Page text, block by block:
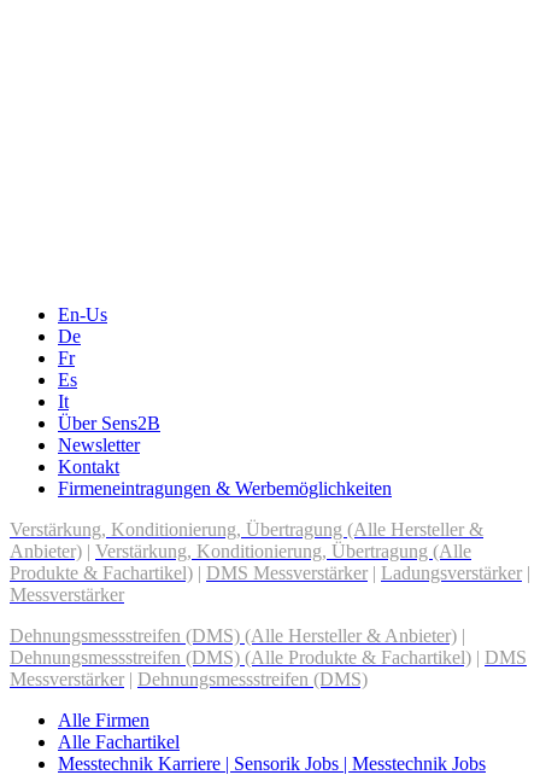
En-Us
De
Fr
Es
It
Über Sens2B
Newsletter
Kontakt
Firmeneintragungen & Werbemöglichkeiten
Verstärkung, Konditionierung, Übertragung (Alle Hersteller &
Anbieter) | Verstärkung, Konditionierung, Übertragung (Alle
Produkte & Fachartikel) | DMS Messverstärker | Ladungsverstärker |
Messverstärker
Dehnungsmessstreifen (DMS) (Alle Hersteller & Anbieter) |
Dehnungsmessstreifen (DMS) (Alle Produkte & Fachartikel) | DMS
Messverstärker | Dehnungsmessstreifen (DMS)
Alle Firmen
Alle Fachartikel
Messtechnik Karriere | Sensorik Jobs | Messtechnik Jobs